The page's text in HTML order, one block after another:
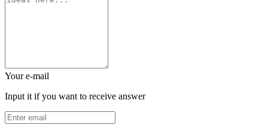
Your e-mail
Input it if you want to receive answer